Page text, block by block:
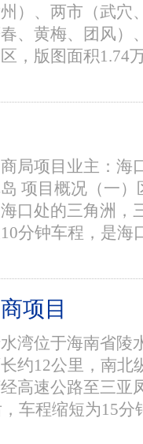
）、两市（武穴
、黄梅、团风）
，版图面积1.74
局项目业主：海
项目概况（一
口处的三角洲，
分钟车程，是海
项目
湾位于海南省陵
约12公里，南北
高速公路至三亚
车程缩短为15分